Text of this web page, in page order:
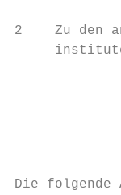
2    Zu den
Die